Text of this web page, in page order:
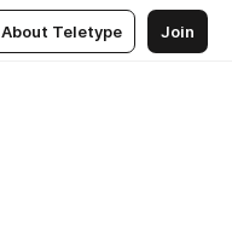
About Teletype Join